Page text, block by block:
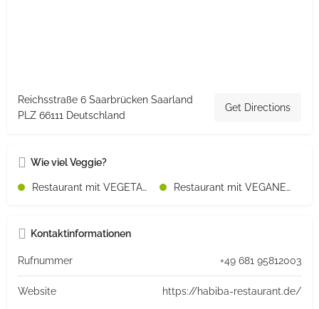
Reichsstraße 6 Saarbrücken Saarland
PLZ 66111 Deutschland
Get Directions
Wie viel Veggie?
Restaurant mit VEGETARISCHEN Speisen Restaurant mit VEGANEN Speisen
Kontaktinformationen
Rufnummer +49 681 95812003
Website https://habiba-restaurant.de/